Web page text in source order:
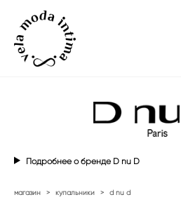
Подробнее о бренде D nu D
магазин > купальники > d nu d